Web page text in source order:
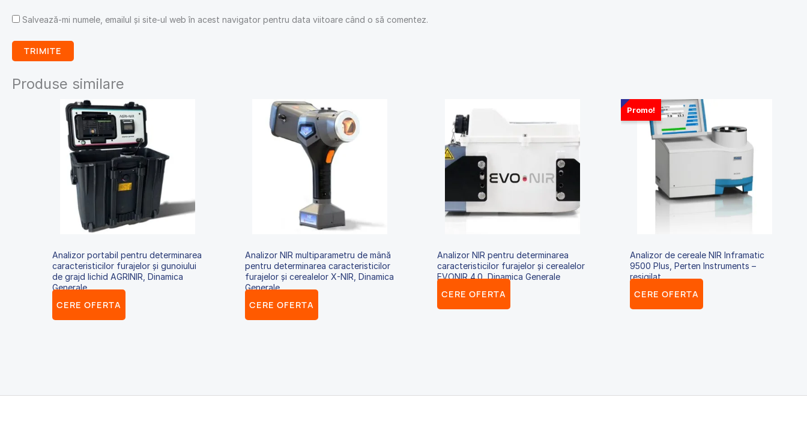
Salvează-mi numele, emailul și site-ul web în acest navigator pentru data viitoare când o să comentez.
Produse similare
Analizor portabil pentru determinarea
caracteristicilor furajelor și gunoiului
de grajd lichid AGRINIR, Dinamica
Generale
CERE OFERTA
Analizor NIR multiparametru de mână
pentru determinarea caracteristicilor
furajelor și cerealelor X-NIR, Dinamica
Generale
CERE OFERTA
Analizor NIR pentru determinarea
caracteristicilor furajelor și cerealelor
EVONIR 4.0, Dinamica Generale
CERE OFERTA
Promo!
Analizor de cereale NIR Inframatic
9500 Plus, Perten Instruments –
resigilat
CERE OFERTA